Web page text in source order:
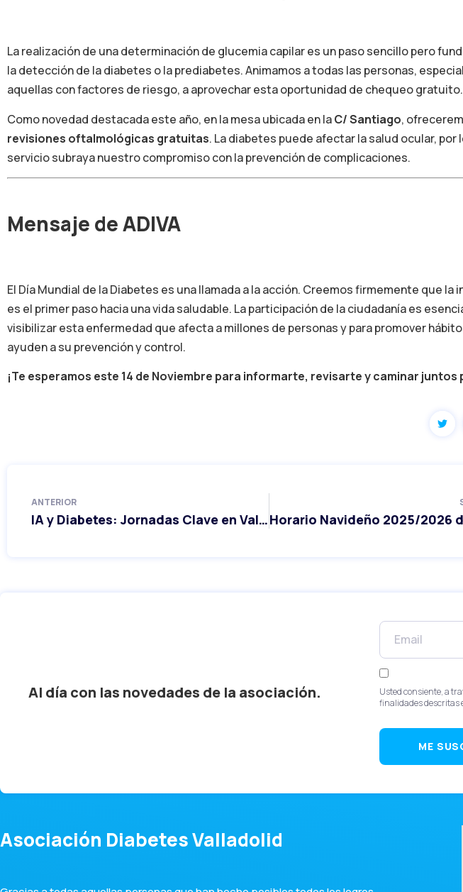
La realización de una determinación de glucemia capilar es un paso sencillo pero
la detección de la diabetes o la prediabetes. Animamos a todas las personas,
aquellas con factores de riesgo, a aprovechar esta oportunidad de chequeo gratuito.
Como novedad destacada este año, en la mesa ubicada en laC/ Santiago,
revisiones oftalmológicas gratuitas. La diabetes puede afectar la salud ocular, por
servicio subraya nuestro compromiso con la prevención de complicaciones.
Mensaje de ADIVA
El Día Mundial de la Diabetes es una llamada a la acción. Creemos firmemente que la
es el primer paso hacia una vida saludable. La participación de la ciudadanía es
visibilizar esta enfermedad que afecta a millones de personas y para promover
ayuden a su prevención y control.
¡Te esperamos este 14 de Noviembre para informarte, revisarte y caminar juntos
ANTERIOR
IA y Diabetes: Jornadas Clave en Valladolid
Al día con las novedades de la asociación.
Usted consiente, a
finalidades descritas
ME
Asociación Diabetes Valladolid